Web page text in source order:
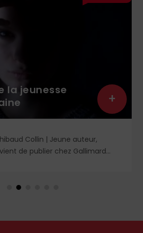
la jeunesse
Collin | Jeune auteur,
de publier chez Gallimard
compte et d'être complété
+